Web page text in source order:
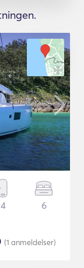
4 6
(1 anmeldelser)